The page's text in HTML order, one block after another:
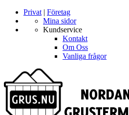
Privat | Företag
Mina sidor
Kundservice
Kontakt
Om Oss
Vanliga frågor